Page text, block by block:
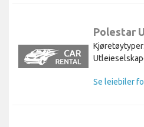
Polestar
Se leiebiler